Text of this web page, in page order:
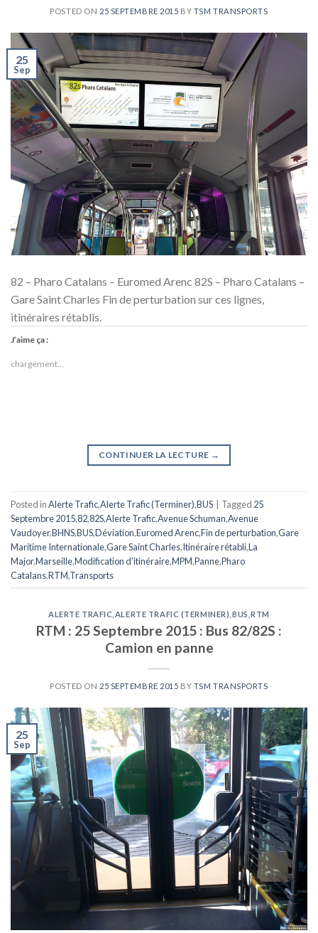
POSTED ON 25 SEPTEMBRE 2015 BY TSM TRANSPORTS
25
Sep
82 – Pharo Catalans – Euromed Arenc 82S – Pharo Catalans –
Gare Saint Charles Fin de perturbation sur ces lignes,
itinéraires rétablis.
J’aime ça :
chargement…
CONTINUER LA LECTURE →
Posted inAlerte Trafic,Alerte Trafic (Terminer),BUS Tagged 25
Septembre 2015,82,82S,Alerte Trafic,Avenue Schuman,Avenue
Vaudoyer,BHNS,BUS,Déviation,Euromed Arenc,Fin de perturbation,Gare
Maritime Internationale,Gare Saint Charles,Itinéraire rétabli,La
Major,Marseille,Modification d'itinéraire,MPM,Panne,Pharo
Catalans,RTM,Transports
ALERTE TRAFIC ALERTE TRAFIC (TERMINER) BUS ,RTM
RTM : 25 Septembre 2015 : Bus 82/82S :
Camion en panne
POSTED ON 25 SEPTEMBRE 2015 BY TSM TRANSPORTS
25
Sep